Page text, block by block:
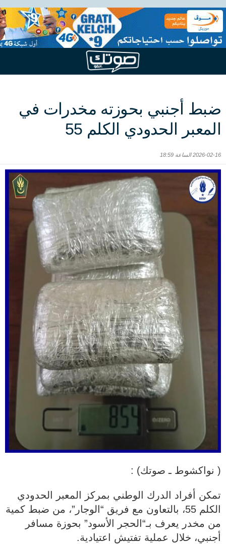
ضبط أجنبي بحوزته مخدرات في
المعبر الحدودي الكلم 55
2026-02-16 الساعة 18:59
( نواكشوط ـ صوتك) :
تمكن أفراد الدرك الوطني بمركز المعبر الحدودي
الكلم 55، بالتعاون مع فريق “الوجار”، من ضبط كمية
من مخدر يعرف بـ“الحجر الأسود” بحوزة مسافر
أجنبي، خلال عملية تفتيش اعتيادية.